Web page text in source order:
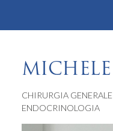
CHIRURGIA GENERALE
ENDOCRINOLOGIA